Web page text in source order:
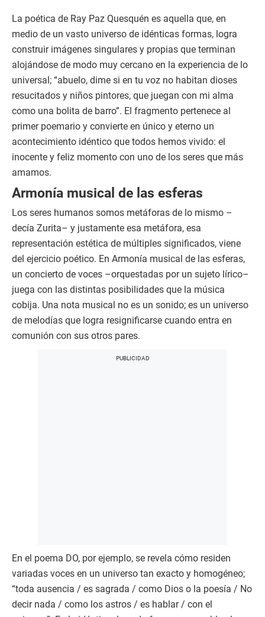
La poética de Ray Paz Quesquén es aquella que, en
medio de un vasto universo de idénticas formas, logra
construir imágenes singulares y propias que terminan
alojándose de modo muy cercano en la experiencia de lo
universal; “abuelo, dime si en tu voz no habitan dioses
resucitados y niños pintores, que juegan con mi alma
como una bolita de barro”. El fragmento pertenece al
primer poemario y convierte en único y eterno un
acontecimiento idéntico que todos hemos vivido: el
inocente y feliz momento con uno de los seres que más
amamos.
Armonía musical de las esferas
Los seres humanos somos metáforas de lo mismo –
decía Zurita– y justamente esa metáfora, esa
representación estética de múltiples significados, viene
del ejercicio poético. En Armonía musical de las esferas,
un concierto de voces –orquestadas por un sujeto lírico–
juega con las distintas posibilidades que la música
cobija. Una nota musical no es un sonido; es un universo
de melodías que logra resignificarse cuando entra en
comunión con sus otros pares.
En el poema DO, por ejemplo, se revela cómo residen
variadas voces en un universo tan exacto y homogéneo;
“toda ausencia / es sagrada / como Dios o la poesía / No
decir nada / como los astros / es hablar / con el